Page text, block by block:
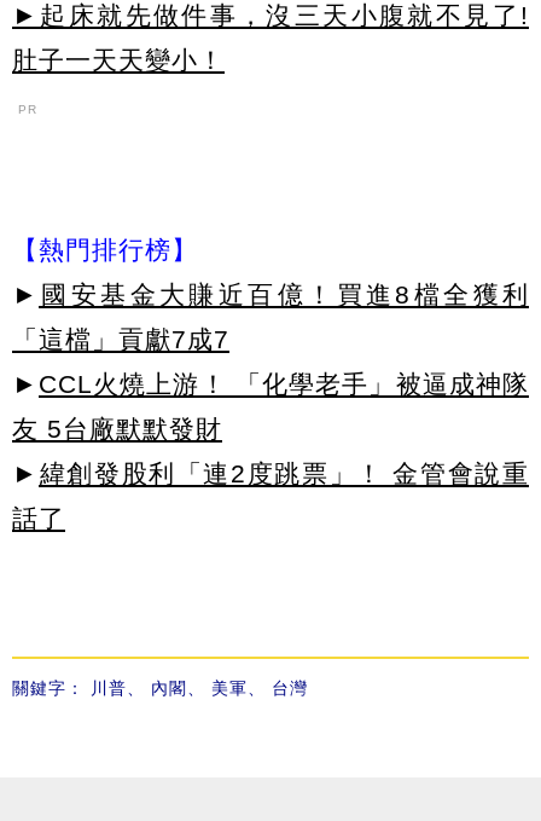
►起床就先做件事，沒三天小腹就不見了!
肚子一天天變小！
PR
【熱門排行榜】
► 國安基金大賺近百億！買進8檔全獲利
「這檔」貢獻7成7
► CCL火燒上游！ 「化學老手」被逼成神隊
友 5台廠默默發財
► 緯創發股利「連2度跳票」！ 金管會說重
話了
關鍵字： 川普 內閣 美軍 台灣